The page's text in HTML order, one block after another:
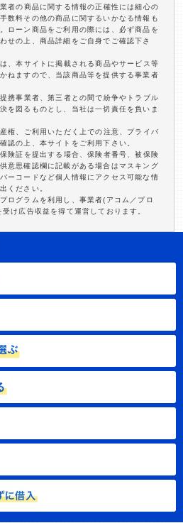
者の商品に関する情報の正確性には細心の
数料その他の商品に関するいかなる情報も
ローン商品をご利用の際には、必ず商品を
せの上、商品詳細をご自身でご確認下さ
、本サイトに掲載される商品やサービス等
ねますので、当該商品等を提供する事業者
携事業者、第三者との間で紛争やトラブル
を図るものとし、当社は一切責任を負いま
権、ご利用いただく上での注意、プライバ
認の上、本サイトをご利用下さい。
険証を提出する場合、保険者番号、被保険
意思確認欄に記載がある場合はマスキング
ーコードなど個人情報にアクセス可能な情
ください。
ログラムを利用し、事業者(アコム／プロ
け広告収益を得て運営しております。